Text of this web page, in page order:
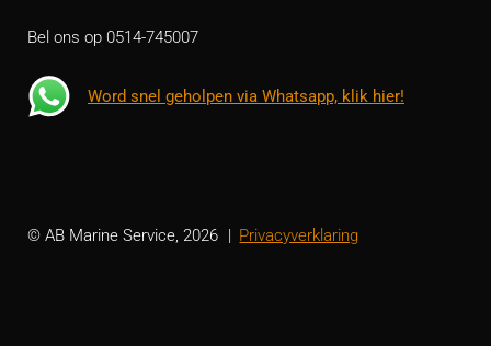
Bel ons op 0514-745007
Word snel geholpen via Whatsapp, klik hier!
© AB Marine Service, 2026 Privacyverklaring